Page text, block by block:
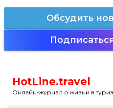
Обсудить
HotLine.travel
Онлайн-журнал о жизни в